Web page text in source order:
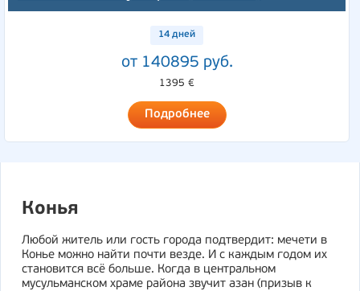
14 дней
от 140895 руб.
1395 €
Подробнее
Конья
Любой житель или гость города подтвердит: мечети в
Конье можно найти почти везде. И с каждым годом их
становится всё больше. Когда в центральном
мусульманском храме района звучит азан (призыв к